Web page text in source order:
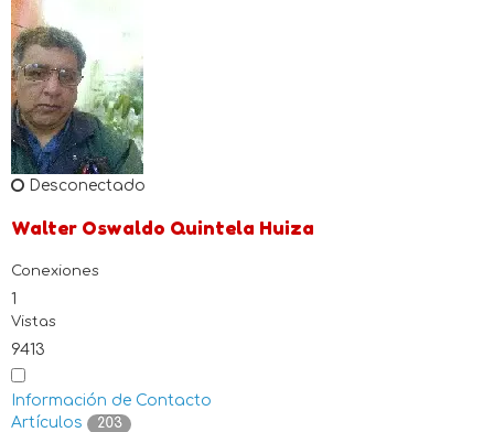
Desconectado
Walter Oswaldo Quintela Huiza
Conexiones
1
Vistas
9413
Información de Contacto
Artículos
203